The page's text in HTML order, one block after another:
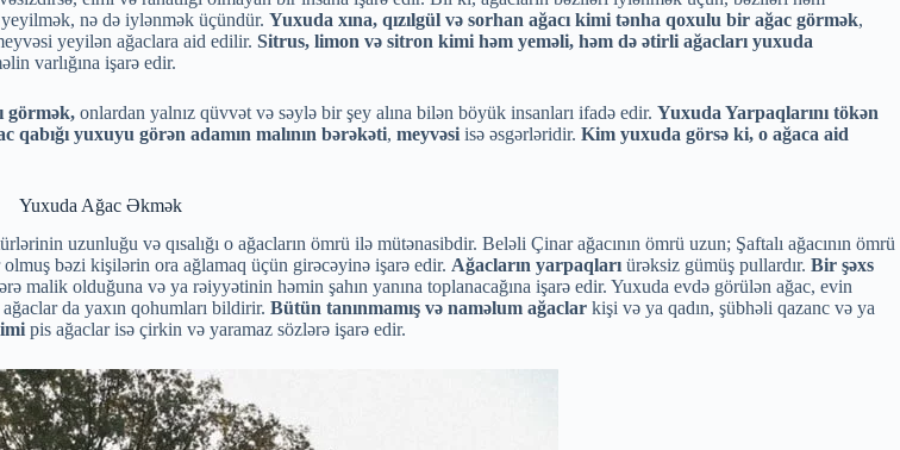
nə də iylənmək üçündür. Yuxuda xına, qızılgül və sorhan ağacı kimi tənha qoxulu bir ağac görmək,
yeyilən ağaclara aid edilir. Sitrus, limon və sitron kimi həm yeməli, həm də ətirli ağacları yuxuda
varlığına işarə edir.
görmək, onlardan yalnız qüvvət və səylə bir şey alına bilən böyük insanları ifadə edir. Yuxuda Yarpaqlarını tökən
qabığı yuxuyu görən adamın malının bərəkəti, meyvəsi isə əsgərləridir. Kim yuxuda görsə ki, o ağaca aid
Yuxuda Ağac Əkmək
uzunluğu və qısalığı o ağacların ömrü ilə mütənasibdir. Beləli Çinar ağacının ömrü uzun; Şaftalı ağacının ömrü
bəzi kişilərin ora ağlamaq üçün girəcəyinə işarə edir. Ağacların yarpaqları ürəksiz gümüş pullardır. Bir şəxs
malik olduğuna və ya rəiyyətinin həmin şahın yanına toplanacağına işarə edir. Yuxuda evdə görülən ağac, evin
da yaxın qohumları bildirir. Bütün tanınmamış və naməlum ağaclar kişi və ya qadın, şübhəli qazanc və ya
pis ağaclar isə çirkin və yaramaz sözlərə işarə edir.